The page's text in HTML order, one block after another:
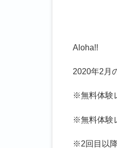
Aloha!!
2020年2月
※無料体験
※無料体験
※2回目以